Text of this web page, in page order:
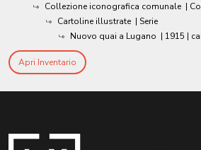
Collezione iconografica comunale |
Cartoline illustrate | Serie
Nuovo quai a Lugano | 1915 |
Apri Inventario